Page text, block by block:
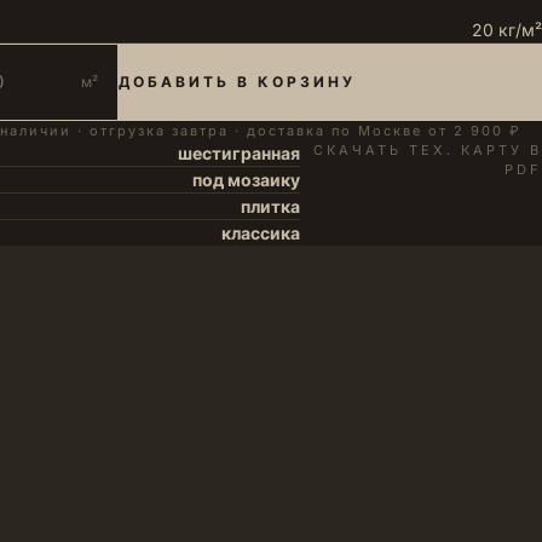
20 кг/м²
м² ДОБАВИТЬ В КОРЗИНУ
· отгрузка завтра · доставка по Москве от 2 900 ₽
шестигранная
под мозаику
плитка
классика
СКАЧАТЬ ТЕХ. КАРТУ В
PDF